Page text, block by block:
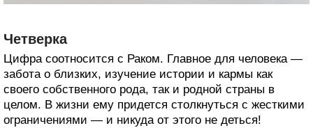
Четверка
Цифра соотносится с Раком. Главное для человека —
забота о близких, изучение истории и кармы как
своего собственного рода, так и родной страны в
целом. В жизни ему придется столкнуться с жесткими
ограничениями — и никуда от этого не деться!